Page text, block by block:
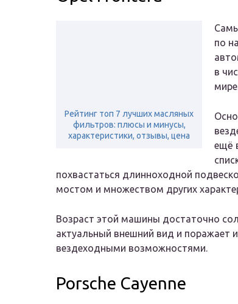
Рейтинг топ 7 лучших масляных
фильтров: плюсы и минусы,
характеристики, отзывы, цена
по
в
ещё
похвастаться длинноходной
мостом и множеством других
Возраст этой машины достаточно
актуальный внешний вид и поражает
вездеходными возможностями.
Porsche Cayenne